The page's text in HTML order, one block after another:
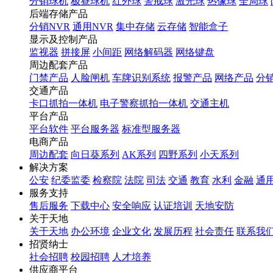
后端存储产品
分销NVR 通用NVR 集中存储 云存储 智能盒子
显示及控制产品
监视器 拼接屏 小间距 网络解码器 网络键盘
周边配套产品
门禁产品 人脸闸机 车牌识别系统 报警产品 网络产品 分
交通产品
卡口抓拍一体机 电子警察抓拍一体机 交通主机
平台产品
平台软件 平台服务器 标准型服务器
电商产品
周边配套 向日葵系列 AK系列 四野系列 小天系列
解决方案
公安 纪委监委 检察院 法院 司法 交通 教育 水利 金融 通用
服务支持
售后服务 下载中心 安全响应 认证培训 天地安防
关于天地
关于天地 办公环境 企业文化 发展历程 社会责任 联系我
招贤纳士
社会招聘 校园招聘 人才培养
供应商平台